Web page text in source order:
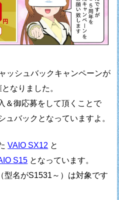
ッシュバックキャンペーンが
なりました。
＆御応募をして頂くことで
ュバックとなっていますよ。
VAIO SX12 と
S15 となっています。
型名がS1531～）は対象です